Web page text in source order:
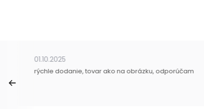
01.10.2025
rýchle dodanie, tovar ako na obrázku, odporúčam